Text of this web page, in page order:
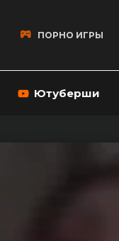
ПОРНО ИГРЫ
Ютуберши